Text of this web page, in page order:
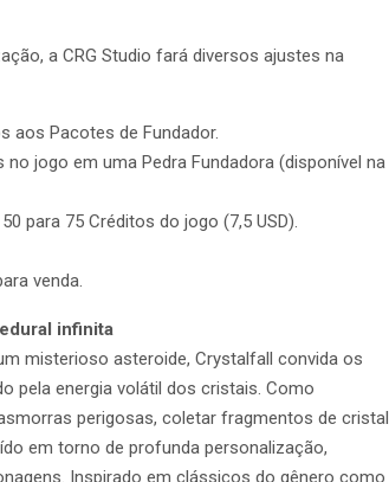
a CRG Studio fará diversos ajustes na
aos Pacotes de Fundador.
jogo em uma Pedra Fundadora (disponível na
para 75 Créditos do jogo (7,5 USD).
venda.
infinita
misterioso asteroide, Crystalfall convida os
pela energia volátil dos cristais. Como
perigosas, coletar fragmentos de cristal
em torno de profunda personalização,
Inspirado em clássicos do gênero como